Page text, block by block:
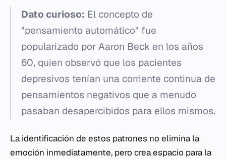
Dato curioso: El concepto de
"pensamiento automático" fue
popularizado por Aaron Beck en los años
60, quien observó que los pacientes
depresivos tenían una corriente continua de
pensamientos negativos que a menudo
pasaban desapercibidos para ellos mismos.
La identificación de estos patrones no elimina la
emoción inmediatamente, pero crea espacio para la